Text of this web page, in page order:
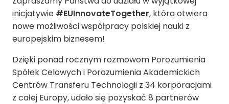
inicjatywie #EUInnovateTogether, która otwiera
nowe możliwości współpracy polskiej nauki z
europejskim biznesem!
Dzięki ponad rocznym rozmowom Porozumienia
Spółek Celowych i Porozumienia Akademickich
Centrów Transferu Technologii z 34 korporacjami
z całej Europy, udało się pozyskać 8 partnerów